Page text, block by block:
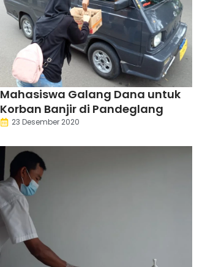
Mahasiswa Galang Dana untuk
Korban Banjir di Pandeglang
23 Desember 2020